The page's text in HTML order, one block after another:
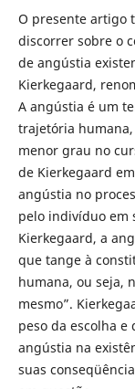
O presente artigo
discorrer sobre o
de angústia
Kierkegaard,
A angústia é um
trajetória
menor grau no
de Kierkegaard
angústia no
pelo indivíduo em
Kierkegaard, a
que tange à
humana, ou seja,
mesmo”.
peso da escolha e
angústia na
suas